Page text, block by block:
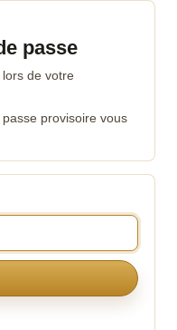
passe
lors de votre
provisoire vous